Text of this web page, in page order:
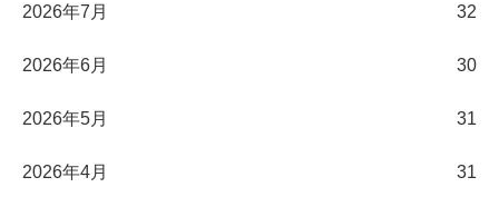
2026年7月 32
2026年6月 30
2026年5月 31
2026年4月 31